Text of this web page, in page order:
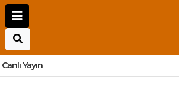
Canlı Yayın